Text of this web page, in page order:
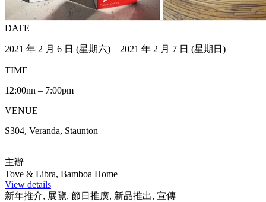
DATE
2021 年 2 月 6 日 (星期六) – 2021 年 2 月 7 日 (星期日)
TIME
12:00nn – 7:00pm
VENUE
S304, Veranda, Staunton
主辦
Tove & Libra, Bamboa Home
View details
新年推介, 展覽, 節日推廣, 新品推出, 宣傳